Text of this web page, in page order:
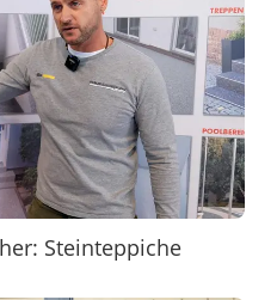
Steinteppiche